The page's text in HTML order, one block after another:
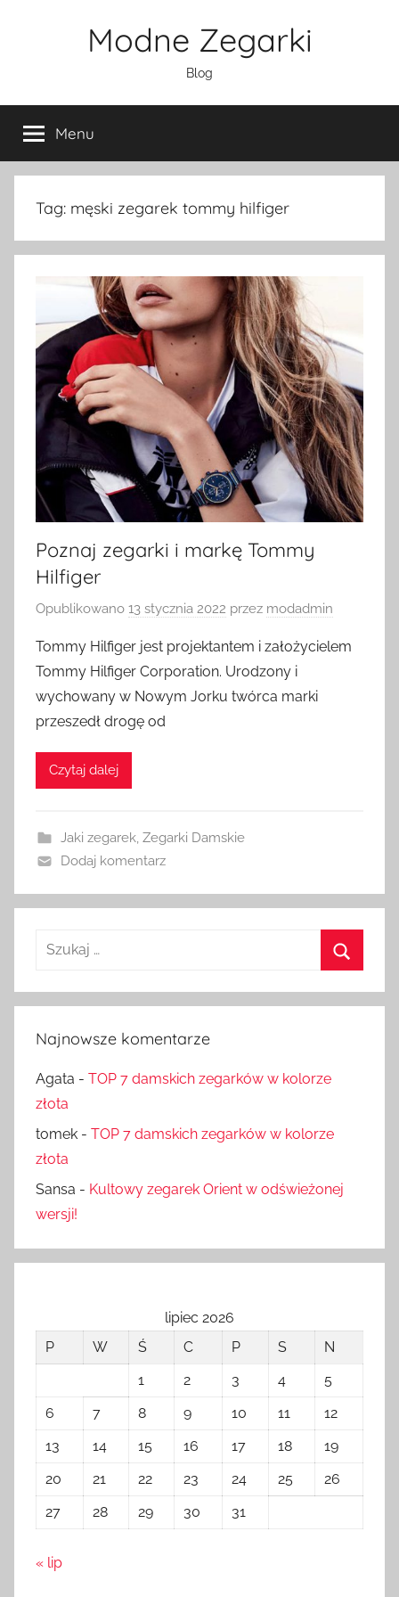
Modne Zegarki
Blog
Menu
Tag: męski zegarek tommy hilfiger
Poznaj zegarki i markę Tommy
Hilfiger
Opublikowano 13 stycznia 2022 przez modadmin
Tommy Hilfiger jest projektantem i założycielem
Tommy Hilfiger Corporation. Urodzony i
wychowany w Nowym Jorku twórca marki
przeszedł drogę od
Czytaj dalej
Jaki zegarek, Zegarki Damskie
Dodaj komentarz
Szukaj:
Najnowsze komentarze
Agata - TOP 7 damskich zegarków w kolorze
złota
tomek - TOP 7 damskich zegarków w kolorze
złota
Sansa - Kultowy zegarek Orient w odświeżonej
wersji!
lipiec 2026
P
W Ś C P S
N
1
2 3 4
5
6
7 8 9 10 11
12
13
14 15 16 17 18
19
20
21 22 23 24 25
26
27
28 29 30 31
« lip